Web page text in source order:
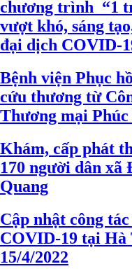
chương trình “1
vượt khó, sáng
đại dịch COVID-
Bệnh viện Phục
cứu thương từ
Thương mại
Khám, cấp phát
170 người dân
Quang
Cập nhật công
COVID-19 tại Hà
15/4/2022